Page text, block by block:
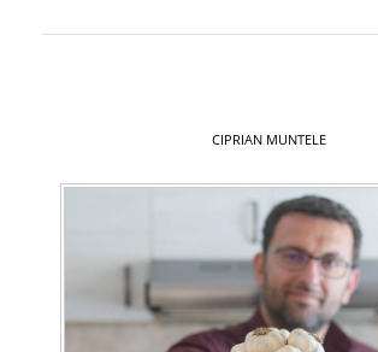
CIPRIAN MUNTELE